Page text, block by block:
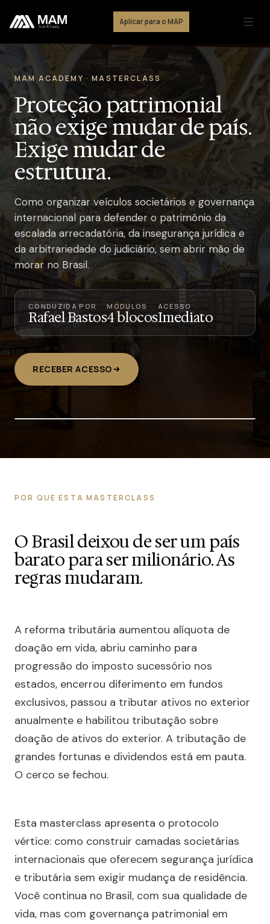
Aplicar para o MAP
MAM ACADEMY · MASTERCLASS
Proteção patrimonial
não exige mudar de país.
Exige mudar de
estrutura.
Como organizar veículos societários e governança
internacional para defender o patrimônio da
escalada arrecadatória, da insegurança jurídica e
da arbitrariedade do judiciário, sem abrir mão de
morar no Brasil.
CONDUZIDA POR
Rafael Bastos
MÓDULOS
4 blocos
ACESSO
Imediato
RECEBER ACESSO
POR QUE ESTA MASTERCLASS
O Brasil deixou de ser um país
barato para ser milionário. As
regras mudaram.
A reforma tributária aumentou alíquota de
doação em vida, abriu caminho para
progressão do imposto sucessório nos
estados, encerrou diferimento em fundos
exclusivos, passou a tributar ativos no exterior
anualmente e habilitou tributação sobre
doação de ativos do exterior. A tributação de
grandes fortunas e dividendos está em pauta.
O cerco se fechou.
Esta masterclass apresenta o protocolo
vértice: como construir camadas societárias
internacionais que oferecem segurança jurídica
e tributária sem exigir mudança de residência.
Você continua no Brasil, com sua qualidade de
vida, mas com governança patrimonial em